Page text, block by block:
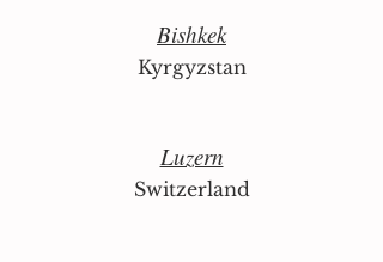
Bishkek
Kyrgyzstan
Luzern
Switzerland